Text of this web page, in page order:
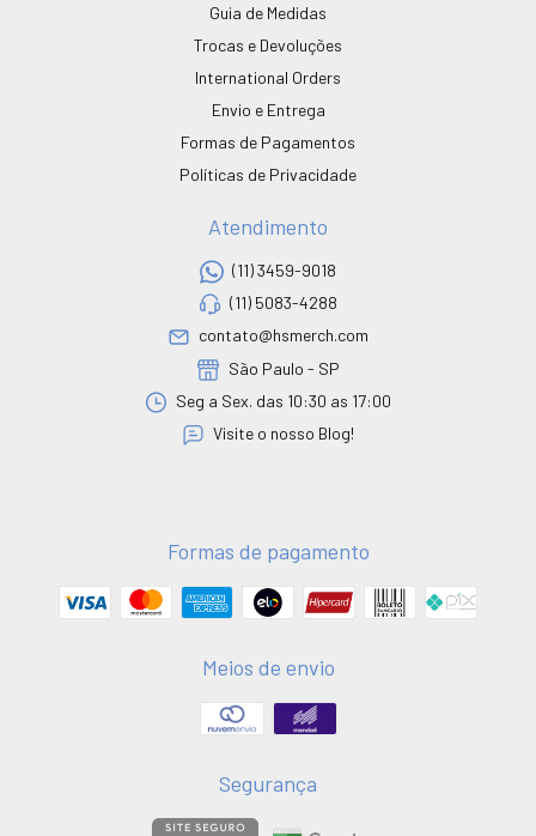
Guia de Medidas
Trocas e Devoluções
International Orders
Envio e Entrega
Formas de Pagamentos
Políticas de Privacidade
Atendimento
(11) 3459-9018
(11) 5083-4288
contato@hsmerch.com
São Paulo - SP
Seg a Sex. das 10:30 as 17:00
Visite o nosso Blog!
Formas de pagamento
Meios de envio
Segurança